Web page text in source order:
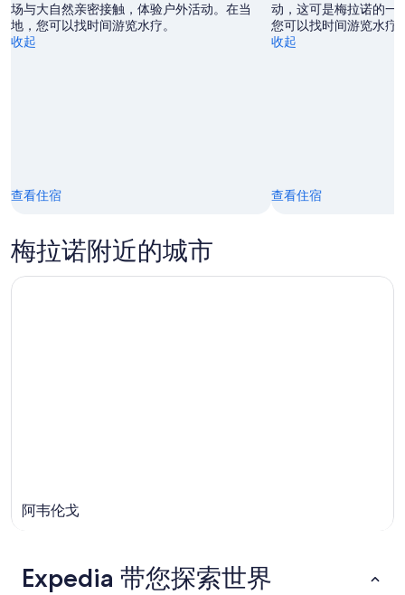
场与大自然亲密接触，体验户外活动。在当
地，您可以找时间游览水疗。
收起
查看住宿
动，这可是梅拉诺的一
您可以找时间游览水疗
收起
查看住宿
梅拉诺附近的城市
阿韦伦戈
Expedia 带您探索世界